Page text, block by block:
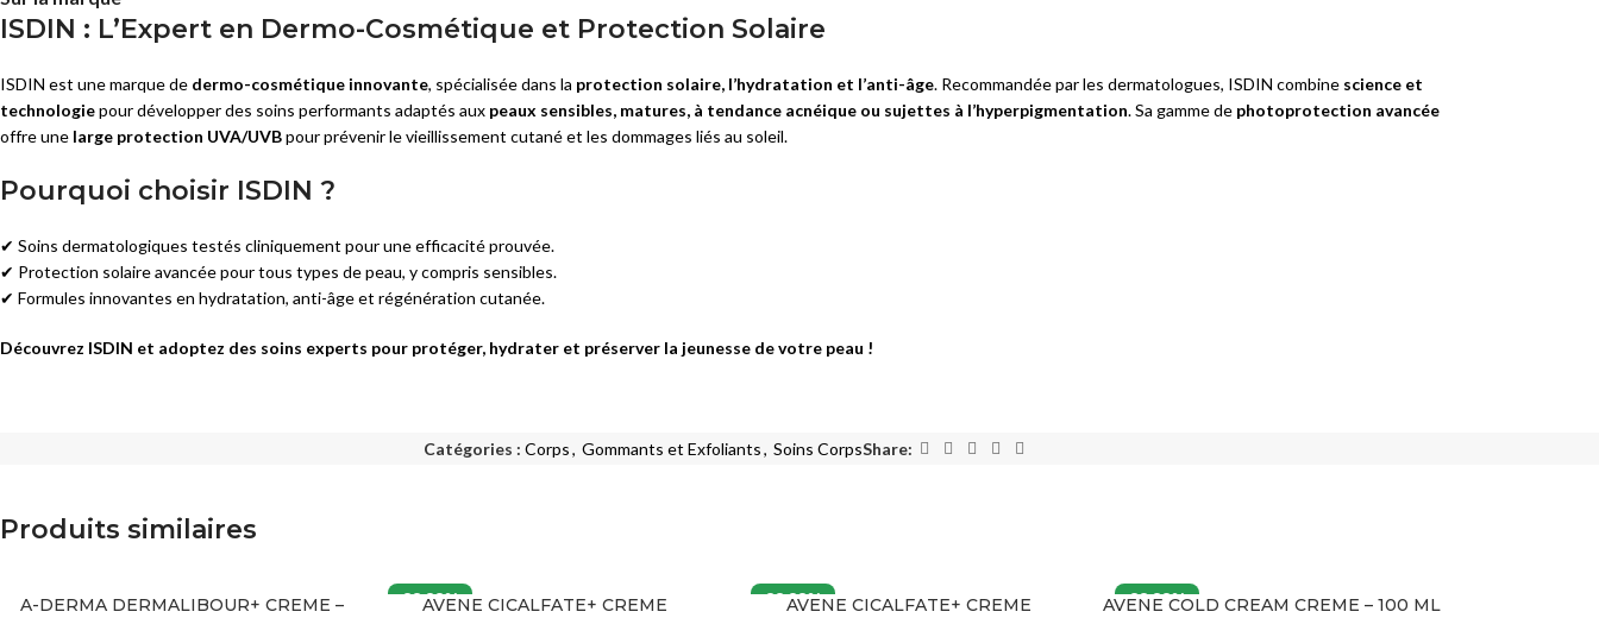
ISDIN : L’Expert en Dermo-Cosmétique et Protection Solaire
ISDIN est une marque de dermo-cosmétique innovante, spécialisée dans la protection solaire, l’hydratation et l’anti-âge. Recommandée par les dermatologues, ISDIN combine science et
technologiepour développer des soins performants adaptés aux peaux sensibles, matures, à tendance acnéique ou sujettes à l’hyperpigmentation. Sa gamme de photoprotection avancée
offre une large protection UVA/UVBpour prévenir le vieillissement cutané et les dommages liés au soleil.
Pourquoi choisir ISDIN ?
✔ Soins dermatologiques testés cliniquement pour une efficacité prouvée.
✔ Protection solaire avancée pour tous types de peau, y compris sensibles.
✔ Formules innovantes en hydratation, anti-âge et régénération cutanée.
Découvrez ISDIN et adoptez des soins experts pour protéger, hydrater et préserver la jeunesse de votre peau !
Catégories : Corps, Gommants et Exfoliants, Soins CorpsShare:
Produits similaires
A-DERMA DERMALIBOUR+ CREME –
33.33%
AVENE CICALFATE+ CREME
33.33%
AVENE CICALFATE+ CREME
33.33%
AVENE COLD CREAM CREME – 100 ML